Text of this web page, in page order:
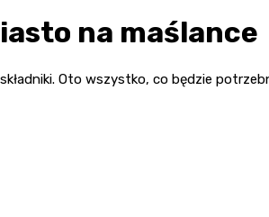
na maślance
Oto wszystko, co będzie